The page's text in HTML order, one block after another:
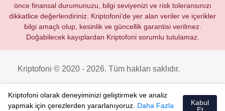
önce finansal durumunuzu, bilgi seviyenizi ve risk toleransınızı
dikkatlice değerlendiriniz. Kriptofoni’de yer alan veriler ve içerikler
bilgi amaçlı olup, kesinlik ve güncellik garantisi verilmez.
Doğabilecek kayıplardan Kriptofoni sorumlu tutulamaz.
Kriptofoni © 2020 - 2026. Tüm hakları saklıdır.
Kriptofoni olarak deneyiminizi geliştirmek ve analiz
yapmak için çerezlerden yararlanıyoruz. Daha Fazla
Kabul
Et